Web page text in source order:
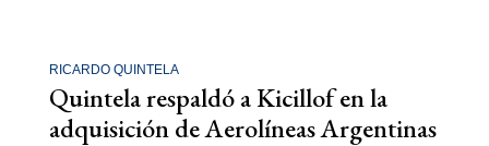
RICARDO QUINTELA
Quintela respaldó a Kicillof en la
adquisición de Aerolíneas Argentinas